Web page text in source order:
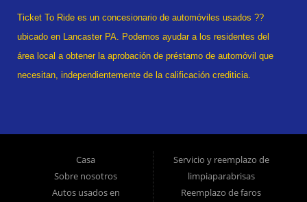
Ticket To Ride es un concesionario de automóviles usados ??
ubicado en Lancaster PA. Podemos ayudar a los residentes del
área local a obtener la aprobación de préstamo de automóvil que
necesitan, independientemente de la calificación crediticia.
vehículos usados ??que ofrecen otras compañías para los
consumidores de "Compre aquí, pague aquí" es el inventario de
modelos tardíos de alto kilometraje, pero ofrecemos automóviles
usados ??de alta calidad, camiones usados, camionetas usadas,
Casa
Sobre nosotros
Autos usados ​​en
Servicio y reemplazo de
limpiaparabrisas
Reemplazo de faros